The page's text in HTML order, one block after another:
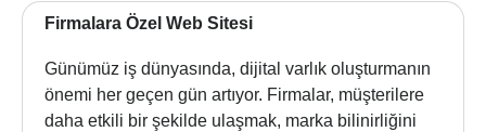
Firmalara Özel Web Sitesi
Günümüz iş dünyasında, dijital varlık oluşturmanın
önemi her geçen gün artıyor. Firmalar, müşterilere
daha etkili bir şekilde ulaşmak, marka bilinirliğini